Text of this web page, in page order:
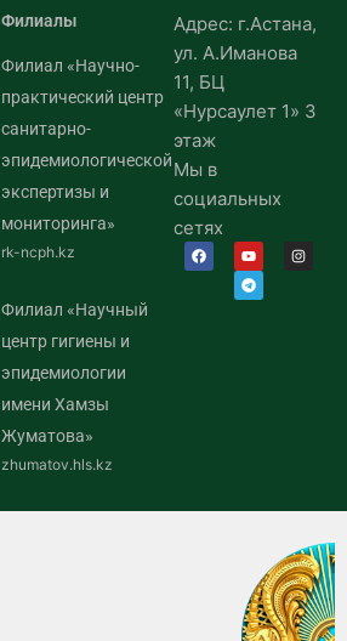
Филиалы
Филиал «Научно-
практический центр
санитарно-
эпидемиологической
экспертизы и
мониторинга»
rk-ncph.kz
Филиал «Научный
центр гигиены и
эпидемиологии
имени Хамзы
Жуматова»
zhumatov.hls.kz
Адрес: г.Астана,
ул. А.Иманова
11, БЦ
«Нурсаулет 1» 3
этаж
Мы в
социальных
сетях